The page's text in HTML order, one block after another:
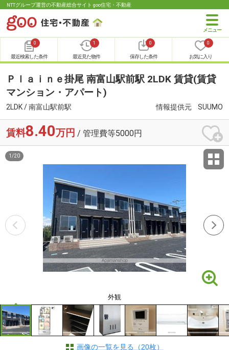
NTTグループ運営の不動産総合サイト goo住宅・不動産
0
最近検索した条件
1
最近見た物件
0
保存した条件
0
お気に入り
Ｐｌａｉｎｅ掛尾 南富山駅前駅 2LDK 賃貸(賃貸
マンション・アパート)
2LDK / 南富山駅前駅 情報提供元 SUUMO
賃料8.40万円 / 管理費等5000円
外観
1 /20
画像の一覧を見る（20枚）